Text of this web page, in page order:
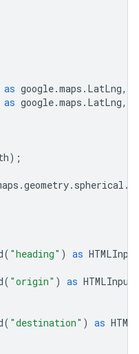
as google.maps . LatLng,
as google.maps . LatLng,
);
.geometry. spherical .
( "heading" ) as
( "origin" ) as
( "destination" ) as